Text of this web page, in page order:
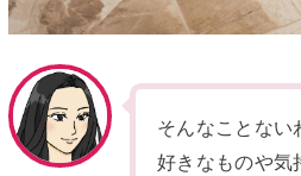
そんなことない
好きなものや気